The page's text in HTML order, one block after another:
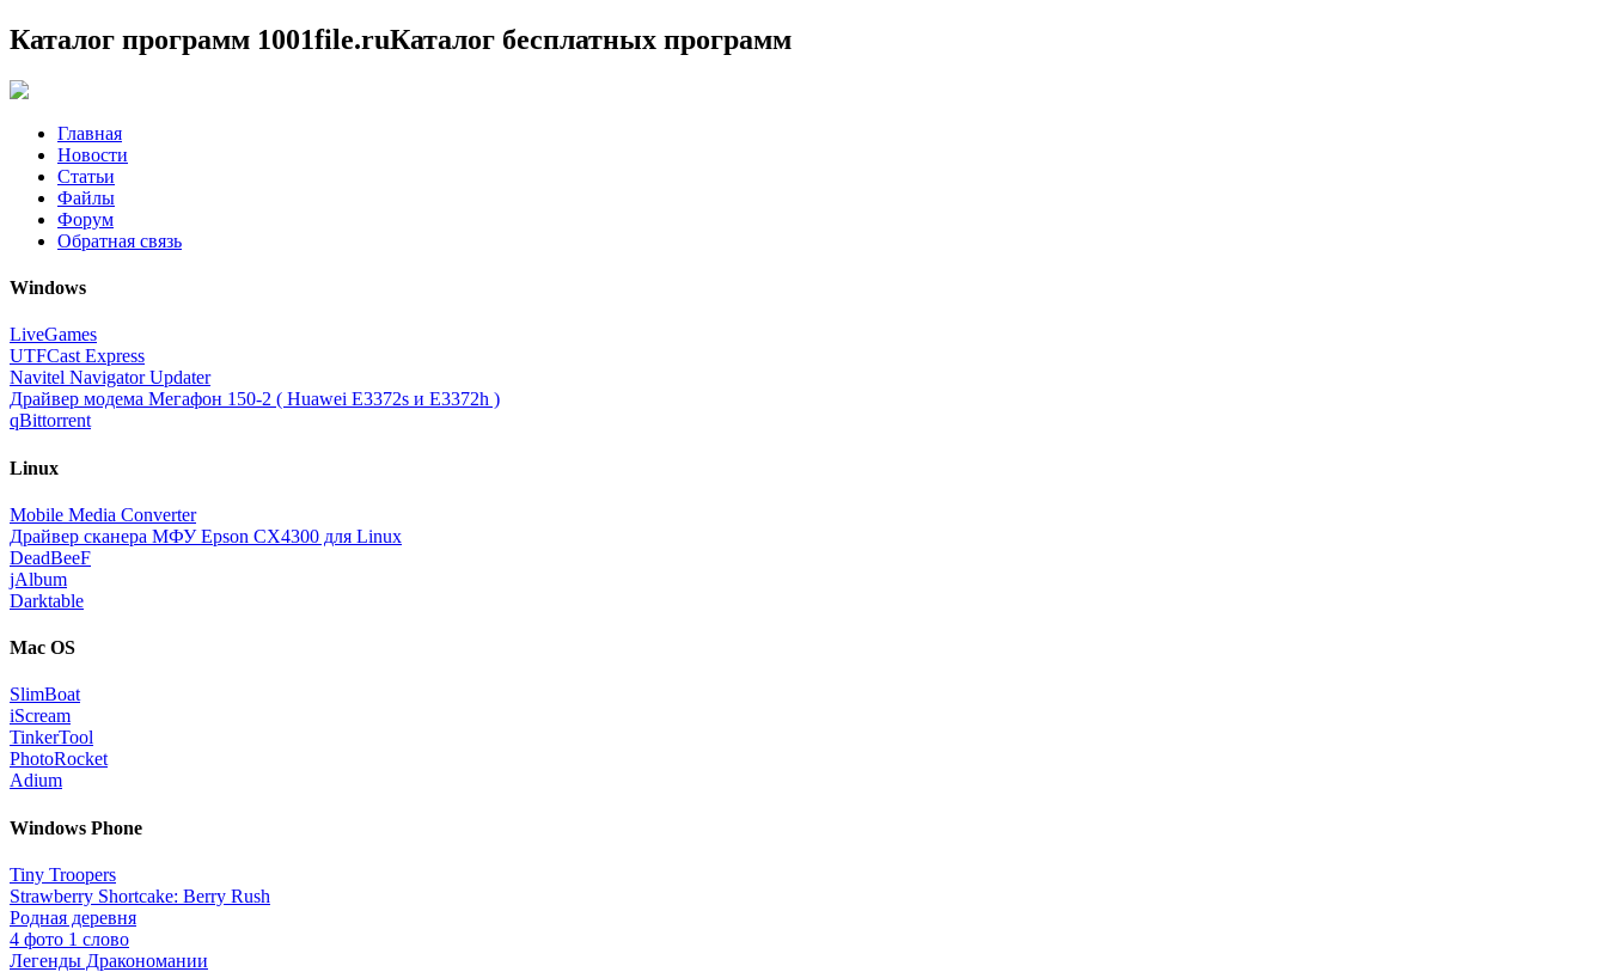
Каталог программ 1001file.ruКаталог бесплатных программ
Главная
Новости
Статьи
Файлы
Форум
Обратная связь
Windows
LiveGames
UTFCast Express
Navitel Navigator Updater
Драйвер модема Мегафон 150-2 ( Huawei E3372s и E3372h )
qBittorrent
Linux
Mobile Media Converter
Драйвер сканера МФУ Epson CX4300 для Linux
DeadBeeF
jAlbum
Darktable
Mac OS
SlimBoat
iScream
TinkerTool
PhotoRocket
Adium
Windows Phone
Tiny Troopers
Strawberry Shortcake: Berry Rush
Родная деревня
4 фото 1 слово
Легенды Дракономании